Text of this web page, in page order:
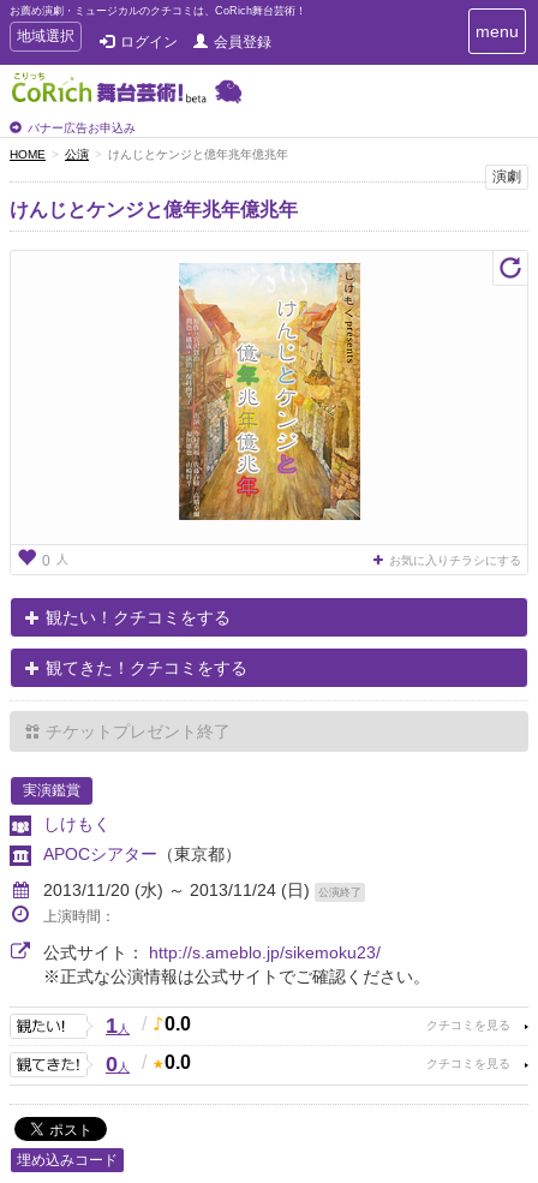
お薦め演劇・ミュージカルのクチコミは、CoRich舞台芸術！
T
o
g
g
e
n
a
v
地域選択 ログイン 会員登録
バナー広告お申込み
T
o
i
menu
HOME 公演 けんじとケンジと億年兆年億兆年
演劇
けんじとケンジと億年兆年億兆年
0 人 お気に入りチラシにする
観たい！クチコミをする
観てきた！クチコミをする
チケットプレゼント終了
実演鑑賞
しけもく
APOCシアター （東京都）
2013/11/20 (水) ～ 2013/11/24 (日)
公演終了
上演時間：
公式サイト： http://s.ameblo.jp/sikemoku23/
※正式な公演情報は公式サイトでご確認ください。
1人 / 0.0
0人 / 0.0
埋め込みコード